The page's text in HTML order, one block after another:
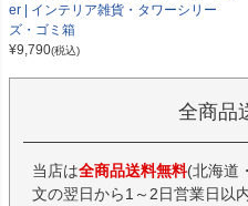
er | インテリア雑貨・タワーシリー
ズ・ゴミ箱
¥9,790(税込)
全商品
当店は全商品送料無料(北海道
文の翌日から1～2日営業日以